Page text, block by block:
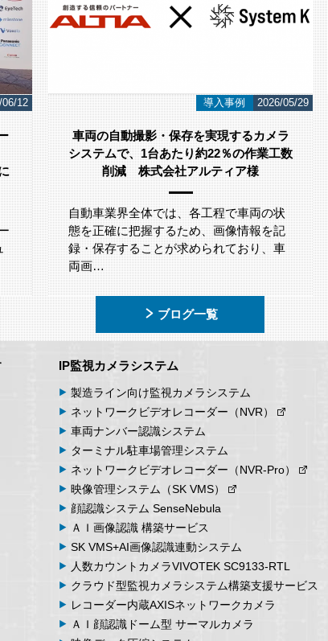
06/12 導入事例 2026/05/29
車両の自動撮影・保存を実現するカメラ
システムで、1台あたり約22％の作業工数
削減 株式会社アルティア様
自動車業界全体では、各工程で車両の状
態を正確に把握するため、画像情報を記
録・保存することが求められており、車
両画…
ブログ一覧
IP監視カメラシステム
製造ライン向け監視カメラシステム
ネットワーク ビデオレコーダー （NVR）
車両ナンバー認識システム
ターミナル駐車場管理システム
ネットワーク ビデオレコーダー （NVR-Pro）
映像管理システム （SK VMS）
顔認識システム SenseNebula
ＡＩ画像認識 構築サービス
SK VMS+AI画像認識連動システム
人数カウント カメラVIVOTEK SC9133-RTL
クラウド型監視カメラシステム構築支援サービス
レコーダー内蔵AXISネットワークカメラ
ＡＩ顔認識ドーム型 サーマルカメラ